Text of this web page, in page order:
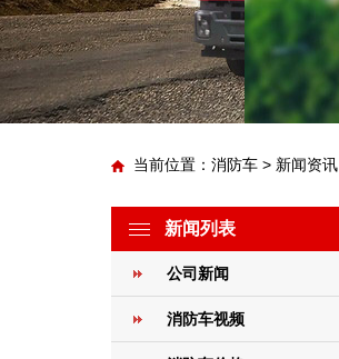
当前位置： 消防车 > 新闻资讯
新闻列表
公司新闻
消防车视频